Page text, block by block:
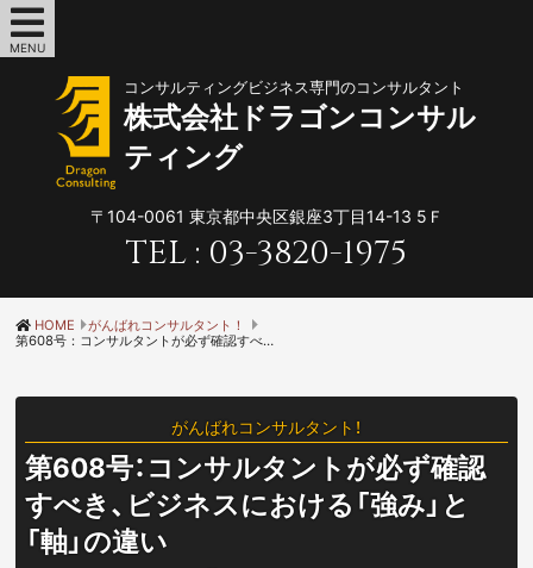
MENU
コンサルティングビジネス専門のコンサルタント
株式会社ドラゴンコンサル
ティング
〒104-0061 東京都中央区銀座3丁目14-13 5Ｆ
TEL : 03-3820-1975
HOME
がんばれコンサルタント！
第608号：コンサルタントが必ず確認すべき、ビジネスにおける「強み」と「軸」の違い
がんばれコンサルタント！
第608号：コンサルタントが必ず確認
すべき、ビジネスにおける「強み」と
「軸」の違い